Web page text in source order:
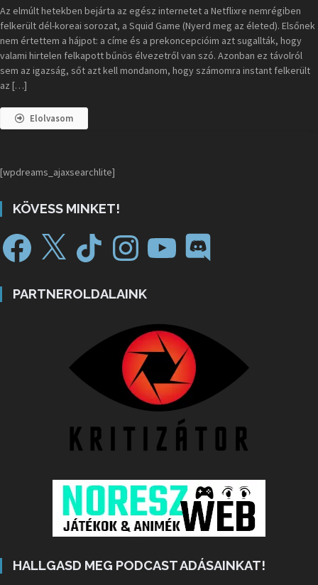
Az elmúlt hetekben bejárta az egész internetet a Netflixre nemrégiben
felkerült dél-koreai sorozat, a Squid Game (Nyerd meg az életed). Elsőnek
nem értettem a hájpot: a címe és a prekoncepcióim azt sugallták, hogy
valami hirtelen felkapott bűnös élvezetről van szó. Azonban ez távolról
sem az igazság, sőt azt kell mondanom, hogy számomra instant felkerült
az […]
Elolvasom
[wpdreams_ajaxsearchlite]
KÖVESS MINKET!
PARTNEROLDALAINK
HALLGASD MEG PODCAST ADÁSAINKAT!